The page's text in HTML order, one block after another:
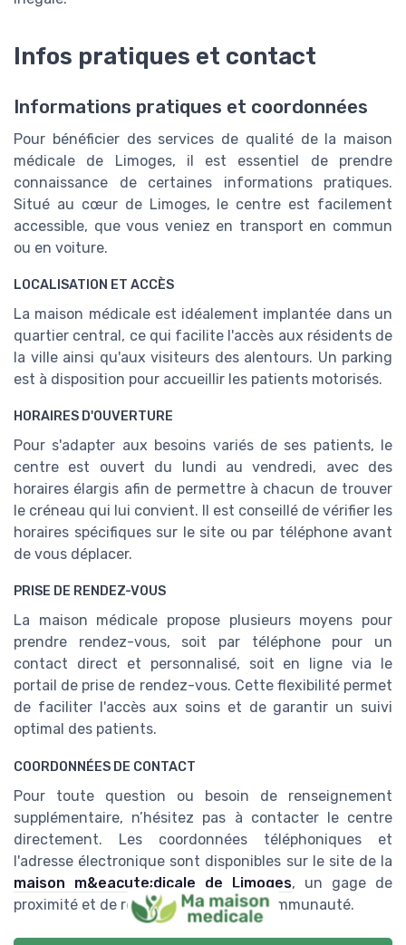
Infos pratiques et contact
Informations pratiques et coordonnées
Pour bénéficier des services de qualité de la maison
médicale de Limoges, il est essentiel de prendre
connaissance de certaines informations pratiques.
Situé au cœur de Limoges, le centre est facilement
accessible, que vous veniez en transport en commun
ou en voiture.
LOCALISATION ET ACCÈS
La maison médicale est idéalement implantée dans un
quartier central, ce qui facilite l'accès aux résidents de
la ville ainsi qu'aux visiteurs des alentours. Un parking
est à disposition pour accueillir les patients motorisés.
HORAIRES D'OUVERTURE
Pour s'adapter aux besoins variés de ses patients, le
centre est ouvert du lundi au vendredi, avec des
horaires élargis afin de permettre à chacun de trouver
le créneau qui lui convient. Il est conseillé de vérifier les
horaires spécifiques sur le site ou par téléphone avant
de vous déplacer.
PRISE DE RENDEZ-VOUS
La maison médicale propose plusieurs moyens pour
prendre rendez-vous, soit par téléphone pour un
contact direct et personnalisé, soit en ligne via le
portail de prise de rendez-vous. Cette flexibilité permet
de faciliter l'accès aux soins et de garantir un suivi
optimal des patients.
COORDONNÉES DE CONTACT
Pour toute question ou besoin de renseignement
supplémentaire, n’hésitez pas à contacter le centre
directement. Les coordonnées téléphoniques et
l'adresse électronique sont disponibles sur le site de la
maison m&eacute;dicale de Limoges, un gage de
proximité et de réactivité envers sa communauté.